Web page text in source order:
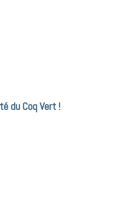
du Coq Vert !